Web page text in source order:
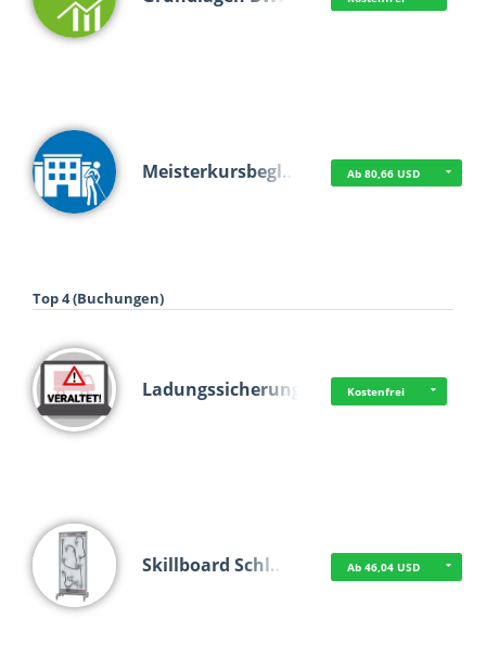
Meisterkursbegl… Ab 80,66 USD
Top 4 (Buchungen)
Ladungssicherung Kostenfrei
Skillboard Schl… Ab 46,04 USD